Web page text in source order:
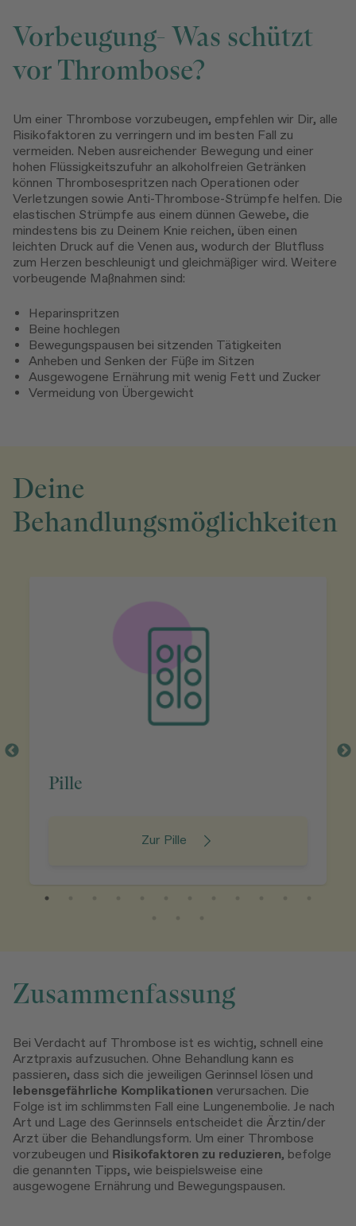
Vorbeugung- Was schützt
vor Thrombose?
Um einer Thrombose vorzubeugen, empfehlen wir Dir, alle
Risikofaktoren zu verringern und im besten Fall zu
vermeiden. Neben ausreichender Bewegung und einer
hohen Flüssigkeitszufuhr an alkoholfreien Getränken
können Thrombosespritzen nach Operationen oder
Verletzungen sowie Anti-Thrombose-Strümpfe helfen. Die
elastischen Strümpfe aus einem dünnen Gewebe, die
mindestens bis zu Deinem Knie reichen, üben einen
leichten Druck auf die Venen aus, wodurch der Blutfluss
zum Herzen beschleunigt und gleichmäßiger wird. Weitere
vorbeugende Maßnahmen sind:
Heparinspritzen
Beine hochlegen
Bewegungspausen bei sitzenden Tätigkeiten
Anheben und Senken der Füße im Sitzen
Ausgewogene Ernährung mit wenig Fett und Zucker
Vermeidung von Übergewicht
Deine
Behandlungsmöglichkeiten
Pille
Zur Pille
Zusammenfassung
Bei Verdacht auf Thrombose ist es wichtig, schnell eine
Arztpraxis aufzusuchen. Ohne Behandlung kann es
passieren, dass sich die jeweiligen Gerinnsel lösen und
lebensgefährliche Komplikationenverursachen. Die
Folge ist im schlimmsten Fall eine Lungenembolie. Je nach
Art und Lage des Gerinnsels entscheidet die Ärztin/der
Arzt über die Behandlungsform. Um einer Thrombose
vorzubeugen und Risikofaktoren zu reduzieren, befolge
die genannten Tipps, wie beispielsweise eine
ausgewogene Ernährung und Bewegungspausen.